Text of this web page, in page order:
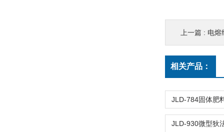
上一篇 : 电熔
相关产品：